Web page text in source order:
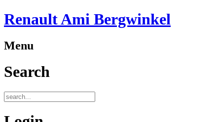
Renault Ami Bergwinkel
Menu
Search